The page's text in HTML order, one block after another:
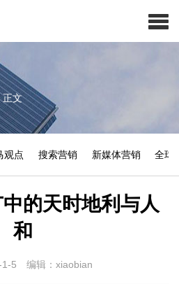
正文
观点 搜索营销 新媒体营销 全球
的天时地利与人
和
1-5 编辑：xiaobian